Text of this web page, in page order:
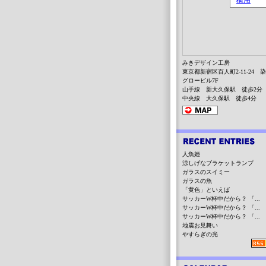
みきデザイン工房
東京都新宿区百人町2-11-24
グロービル7F
山手線 新大久保駅 徒歩2分
中央線 大久保駅 徒歩4分
人魚姫
涼しげなブラケットランプ
ガラスのスイミー
ガラスの魚
「黄色」といえば
サッカーW杯中だから？ 「...
サッカーW杯中だから？ 「...
サッカーW杯中だから？ 「...
地震お見舞い
やすらぎの光